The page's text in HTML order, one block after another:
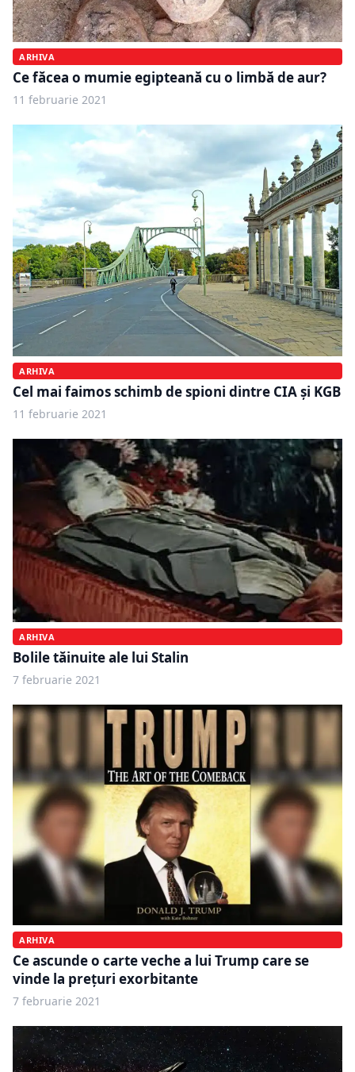
ARHIVA
Ce făcea o mumie egipteană cu o limbă de aur?
11 februarie 2021
ARHIVA
Cel mai faimos schimb de spioni dintre CIA și KGB
11 februarie 2021
ARHIVA
Bolile tăinuite ale lui Stalin
7 februarie 2021
ARHIVA
Ce ascunde o carte veche a lui Trump care se
vinde la prețuri exorbitante
7 februarie 2021